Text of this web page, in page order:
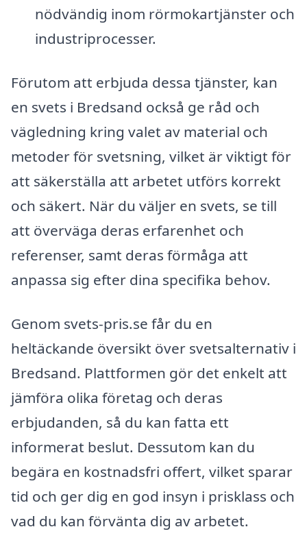
nödvändig inom rörmokartjänster och
industriprocesser.
Förutom att erbjuda dessa tjänster, kan
en svets i Bredsand också ge råd och
vägledning kring valet av material och
metoder för svetsning, vilket är viktigt för
att säkerställa att arbetet utförs korrekt
och säkert. När du väljer en svets, se till
att överväga deras erfarenhet och
referenser, samt deras förmåga att
anpassa sig efter dina specifika behov.
Genom svets-pris.se får du en
heltäckande översikt över svetsalternativ i
Bredsand. Plattformen gör det enkelt att
jämföra olika företag och deras
erbjudanden, så du kan fatta ett
informerat beslut. Dessutom kan du
begära en kostnadsfri offert, vilket sparar
tid och ger dig en god insyn i prisklass och
vad du kan förvänta dig av arbetet.